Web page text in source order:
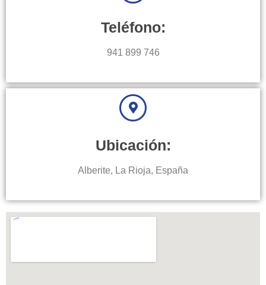
Teléfono:
941 899 746
Ubicación:
Alberite, La Rioja, España